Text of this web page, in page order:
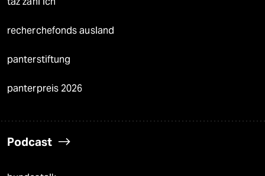
recherchefonds ausland
panterstiftung
panterpreis 2026
Podcast